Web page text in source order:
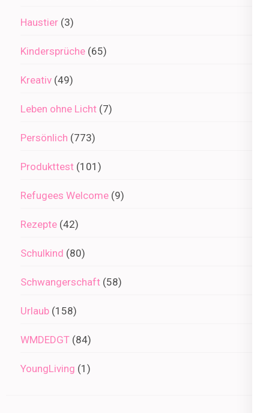
Haustier (3)
Kindersprüche (65)
Kreativ (49)
Leben ohne Licht (7)
Persönlich (773)
Produkttest (101)
Refugees Welcome (9)
Rezepte (42)
Schulkind (80)
Schwangerschaft (58)
Urlaub (158)
WMDEDGT (84)
YoungLiving (1)